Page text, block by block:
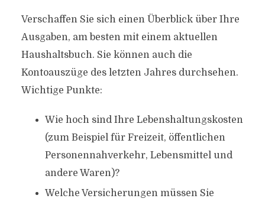
Verschaffen Sie sich einen Überblick über Ihre
Ausgaben, am besten mit einem aktuellen
Haushaltsbuch. Sie können auch die
Kontoauszüge des letzten Jahres durchsehen.
Wichtige Punkte:
Wie hoch sind Ihre Lebenshaltungskosten
(zum Beispiel für Freizeit, öffentlichen
Personennahverkehr, Lebensmittel und
andere Waren)?
Welche Versicherungen müssen Sie